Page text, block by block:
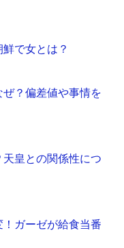
で女とは？
？偏差値や事情を
皇との関係性につ
ガーゼが給食当番